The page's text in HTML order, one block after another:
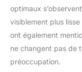
optimaux
visiblement plus
ont également
ne changent pas de
préoccupation.